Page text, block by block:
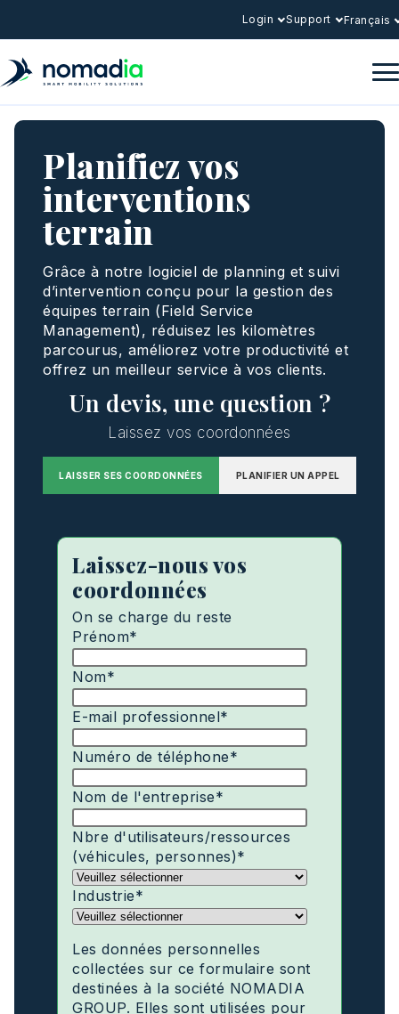
Login Support Français
Planifiez vos
interventions
terrain
Grâce à notre logiciel de planning et suivi
d’intervention conçu pour la gestion des
équipes terrain (Field Service
Management), réduisez les kilomètres
parcourus, améliorez votre productivité et
offrez un meilleur service à vos clients.
Un devis, une question ?
Laissez vos coordonnées
LAISSER SES COORDONNÉES PLANIFIER UN APPEL
Laissez-nous vos
coordonnées
On se charge du reste
Prénom*
Nom*
E-mail professionnel*
Numéro de téléphone*
Nom de l'entreprise*
Nbre d'utilisateurs/ressources
(véhicules, personnes)*
Industrie*
Les données personnelles
collectées sur ce formulaire sont
destinées à la société NOMADIA
GROUP. Elles sont utilisées pour